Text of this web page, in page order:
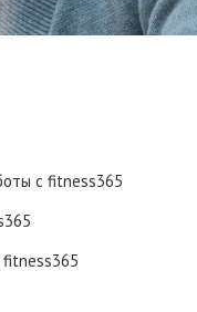
с fitness365